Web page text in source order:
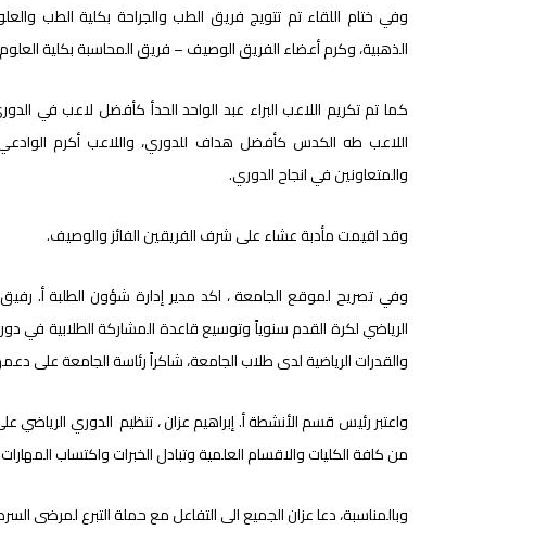
وفي ختام اللقاء تم تتويج فريق الطب والجراحة بكلية الطب
الذهبية، وكرم أعضاء الفريق الوصيف – فريق المحاسبة بكلية العلوم
كما تم تكريم اللاعب البراء عبد الواحد الحدأ كأفضل لاعب في
اللاعب طه الكدس كأفضل هداف للدوري، واللاعب أكرم
والمتعاونين في انجاح الدوري.
وقد اقيمت مأدبة عشاء على شرف الفريقين الفائز والوصيف.
وفي تصريح لموقع الجامعة ، اكد مدير إدارة شؤون الطلبة أ.
الرياضي لكرة القدم سنوياً وتوسيع قاعدة المشاركة الطلابية في
والقدرات الرياضية لدى طلاب الجامعة، شاكراً رئاسة الجامعة على
واعتبر رئيس قسم الأنشطة أ. إبراهيم عزان ، تنظيم الدوري
من كافة الكليات والاقسام العلمية وتبادل الخبرات واكتساب
وبالمناسبة، دعا عزان الجميع الى التفاعل مع حملة التبرع لمرضى السرطان التي من